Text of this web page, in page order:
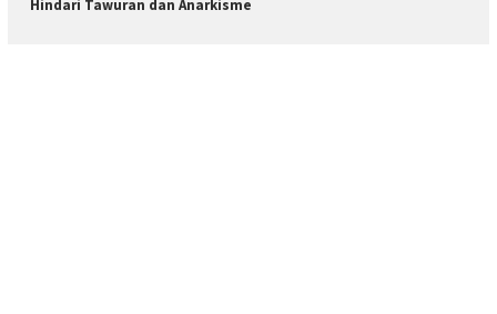
Hindari Tawuran dan Anarkisme